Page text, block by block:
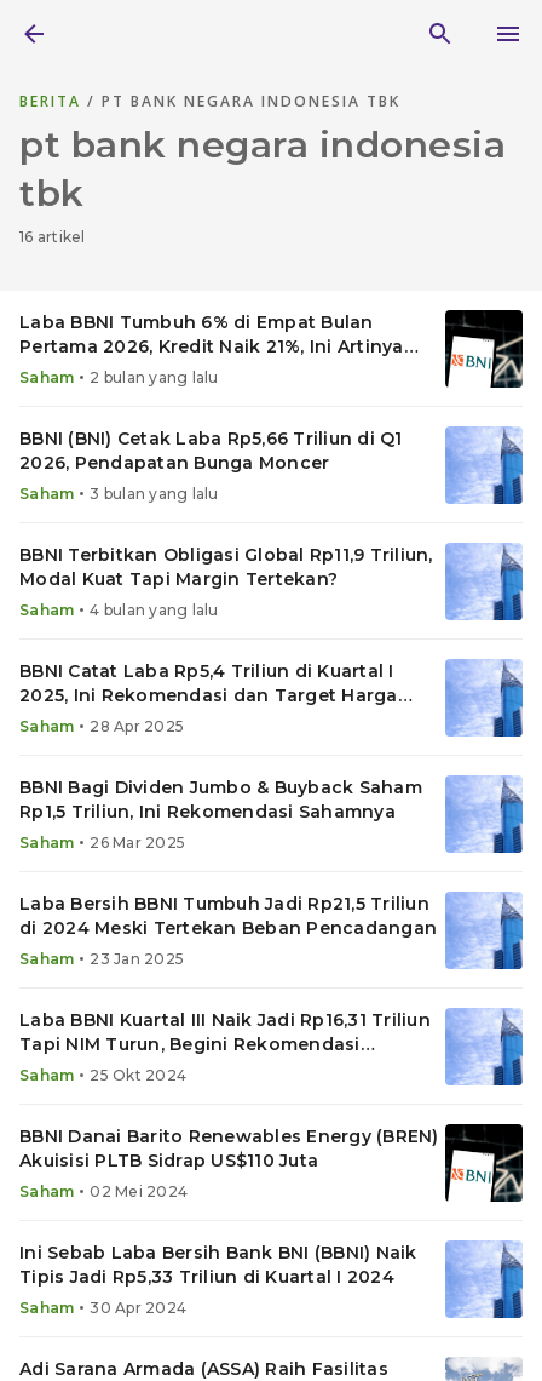
BERITA / PT BANK NEGARA INDONESIA TBK
pt bank negara indonesia
tbk
16 artikel
Laba BBNI Tumbuh 6% di Empat Bulan
Pertama 2026, Kredit Naik 21%, Ini Artinya
bagi Investor
Saham • 2 bulan yang lalu
BBNI (BNI) Cetak Laba Rp5,66 Triliun di Q1
2026, Pendapatan Bunga Moncer
Saham • 3 bulan yang lalu
BBNI Terbitkan Obligasi Global Rp11,9 Triliun,
Modal Kuat Tapi Margin Tertekan?
Saham • 4 bulan yang lalu
BBNI Catat Laba Rp5,4 Triliun di Kuartal I
2025, Ini Rekomendasi dan Target Harga
Sahamnya!
Saham • 28 Apr 2025
BBNI Bagi Dividen Jumbo & Buyback Saham
Rp1,5 Triliun, Ini Rekomendasi Sahamnya
Saham • 26 Mar 2025
Laba Bersih BBNI Tumbuh Jadi Rp21,5 Triliun
di 2024 Meski Tertekan Beban Pencadangan
Saham • 23 Jan 2025
Laba BBNI Kuartal III Naik Jadi Rp16,31 Triliun
Tapi NIM Turun, Begini Rekomendasi
Sahamnya
Saham • 25 Okt 2024
BBNI Danai Barito Renewables Energy (BREN)
Akuisisi PLTB Sidrap US$110 Juta
Saham • 02 Mei 2024
Ini Sebab Laba Bersih Bank BNI (BBNI) Naik
Tipis Jadi Rp5,33 Triliun di Kuartal I 2024
Saham • 30 Apr 2024
Adi Sarana Armada (ASSA) Raih Fasilitas